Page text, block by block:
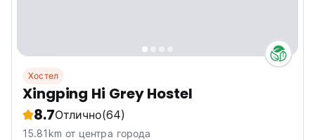
Хостел
Xingping Hi Grey Hostel
8.7Отлично(64)
15.81km от центра города